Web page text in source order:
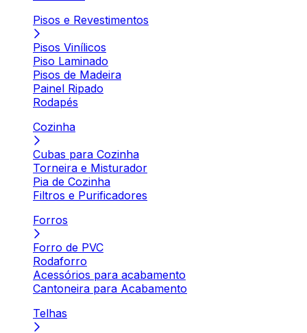
Pisos e Revestimentos
Pisos Vinílicos
Piso Laminado
Pisos de Madeira
Painel Ripado
Rodapés
Cozinha
Cubas para Cozinha
Torneira e Misturador
Pia de Cozinha
Filtros e Purificadores
Forros
Forro de PVC
Rodaforro
Acessórios para acabamento
Cantoneira para Acabamento
Telhas